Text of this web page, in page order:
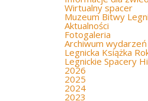
Wirtualny spacer
Muzeum Bitwy
Aktualności
Fotogaleria
Archiwum wydarzeń
Legnicka Książka
Legnickie Spacery
2026
2025
2024
2023